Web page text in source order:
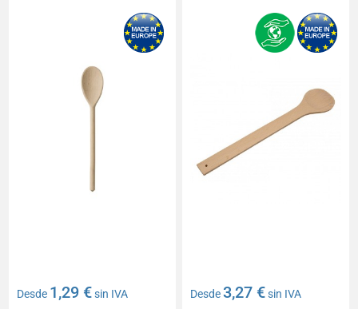
Desde 1,29 €sin IVA Desde3,27 €sin IVA